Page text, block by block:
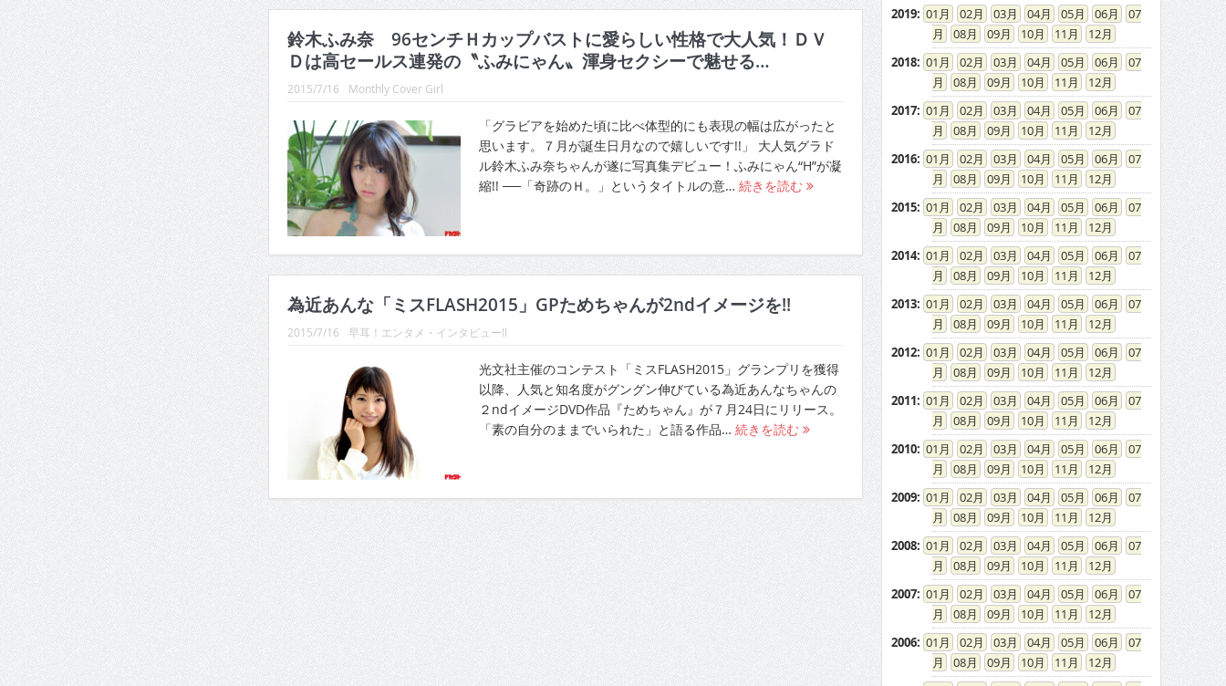
鈴木ふみ奈 96センチＨカップバストに愛らしい性格で大人気！ＤＶ
Ｄは高セールス連発の〝ふみにゃん〟渾身セクシーで魅せる…
2015/7/16 Monthly Cover Girl
「グラビアを始めた頃に比べ体型的にも表現の幅は広がったと
思います。７月が誕生日月なので嬉しいです!!」 大人気グラド
ル鈴木ふみ奈ちゃんが遂に写真集デビュー！ふみにゃん“H”が凝
縮!! ──「奇跡のＨ。」というタイトルの意… 続きを読む
為近あんな「ミスFLASH2015」GPためちゃんが2ndイメージを!!
2015/7/16 早耳！エンタメ・インタビュー!!
光文社主催のコンテスト「ミスFLASH2015」グランプリを獲得
以降、人気と知名度がグングン伸びている為近あんなちゃんの
２ndイメージDVD作品『ためちゃん』が７月24日にリリース。
「素の自分のままでいられた」と語る作品… 続きを読む
2019: 01 02 03 04 05 06
07
08
09 10 11
12
2018: 01 02 03 04 05 06
07
08
09 10 11
12
2017: 01 02 03 04 05 06
07
08
09 10 11
12
2016: 01 02 03 04 05 06
07
08
09 10 11
12
2015: 01 02 03 04 05 06
07
08
09 10 11
12
2014: 01 02 03 04 05 06
07
08
09 10 11
12
2013: 01 02 03 04 05 06
07
08
09 10 11
12
2012: 01 02 03 04 05 06
07
08
09 10 11
12
2011: 01 02 03 04 05 06
07
08
09 10 11
12
2010: 01 02 03 04 05 06
07
08
09 10 11
12
2009: 01 02 03 04 05 06
07
08
09 10 11
12
2008: 01 02 03 04 05 06
07
08
09 10 11
12
2007: 01 02 03 04 05 06
07
08
09 10 11
12
2006: 01 02 03 04 05 06
07
08
09 10 11
12